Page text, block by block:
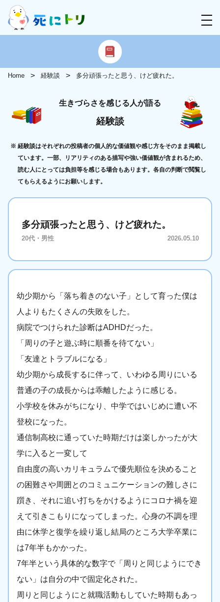
Home 経験談 多分頑張ったと思う、けど疲れた。
生きづらさを感じる人が語る
経験談
経験談はそれぞれの投稿者の個人的な価値観や感じ方をそのまま掲載し
ています。一部、リアリティのある描写や強い価値観が含まれるため、
読む人にとっては負担等を感じる場合もあります。各自の判断で閲覧し
てもらえるようにお願いします。
多分頑張ったと思う、けど疲れた。
20代・男性 2026.05.10
幼少期から「落ち着きのない子」として育った僕は
人よりもたくさんの失敗をした。
病院でつけられた診断はADHDだった。
「周りの子と遊ぶ時に順番を待てない」
「友達とトラブルになる」
幼少期から成長するに伴って、いわゆる周りにいる
普通の子の成長からは乖離したように感じる。
小学校を休みがちになり、中学ではいじめに遭い不
登校になった。
通信制高校に通っていた時期だけは楽しかったが大
学に入ると一変して
自由度の高いカリキュラムで優先順位を決めること
の困難さや周囲とのコミュニケーションの難しさに
躓き、それに追い打ちをかけるようにコロナ禍を迎
えて引きこもりになってしまった。心身の不調を理
由に休学と復学を繰り返し結局のところ大学卒業に
は7年半もかかった。
7年半という具体的な数字で「周りと同じようにでき
ない」は自分の中で固定化された。
周りと同じようにと就職活動もしていた時期もあっ